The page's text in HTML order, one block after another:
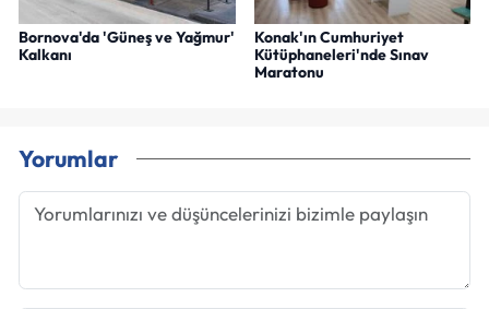
Bornova'da 'Güneş ve Yağmur'
Kalkanı
Konak'ın Cumhuriyet
Kütüphaneleri'nde Sınav
Maratonu
Yorumlar